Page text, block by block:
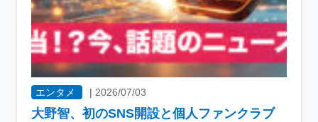
エンタメ |2026/07/03
大野智、初のSNS開設と個人ファンクラブ